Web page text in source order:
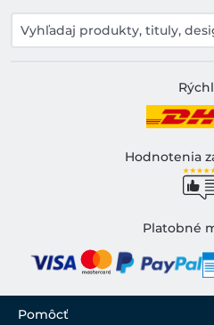
Hodnotenia
Platobné
Pomôcť